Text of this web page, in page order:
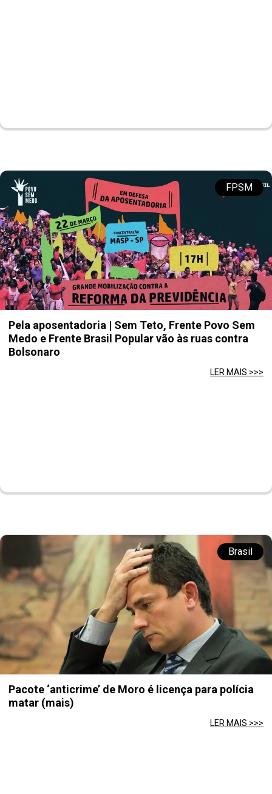
FPSM
Pela aposentadoria | Sem Teto, Frente Povo Sem
Medo e Frente Brasil Popular vão às ruas contra
Bolsonaro
LER MAIS >>>
Brasil
Pacote ‘anticrime’ de Moro é licença para polícia
matar (mais)
LER MAIS >>>